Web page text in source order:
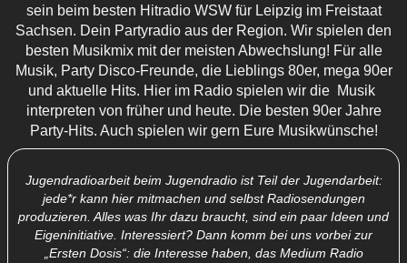
sein beim besten Hitradio WSW für Leipzig im Freistaat
Sachsen. Dein Partyradio aus der Region. Wir spielen den
besten Musikmix mit der meisten Abwechslung! Für alle
Musik, PartyDisco-Freunde, die Lieblings 80er, mega 90er
und aktuelle Hits. Hier im Radio spielen wir die Musik
interpreten von früher und heute. Die besten 90er Jahre
Party-Hits. Auch spielen wir gern Eure Musikwünsche!
Jugendradioarbeit beim Jugendradio ist Teil der Jugendarbeit:
jede*r kann hier mitmachen und selbst Radiosendungen
produzieren. Alles was Ihr dazu braucht, sind ein paar Ideen und
Eigeninitiative. Interessiert? Dann komm bei uns vorbei zur
„Ersten Dosis“: die Interesse haben, das Medium Radio